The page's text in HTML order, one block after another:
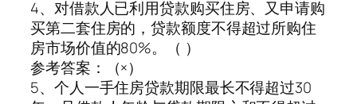
4、对借款人已利用贷款购买住房、又申请购
买第二套住房的，贷款额度不得超过所购住
房市场价值的80%。（ ）
参考答案：（×）
5、个人一手住房贷款期限最长不得超过30